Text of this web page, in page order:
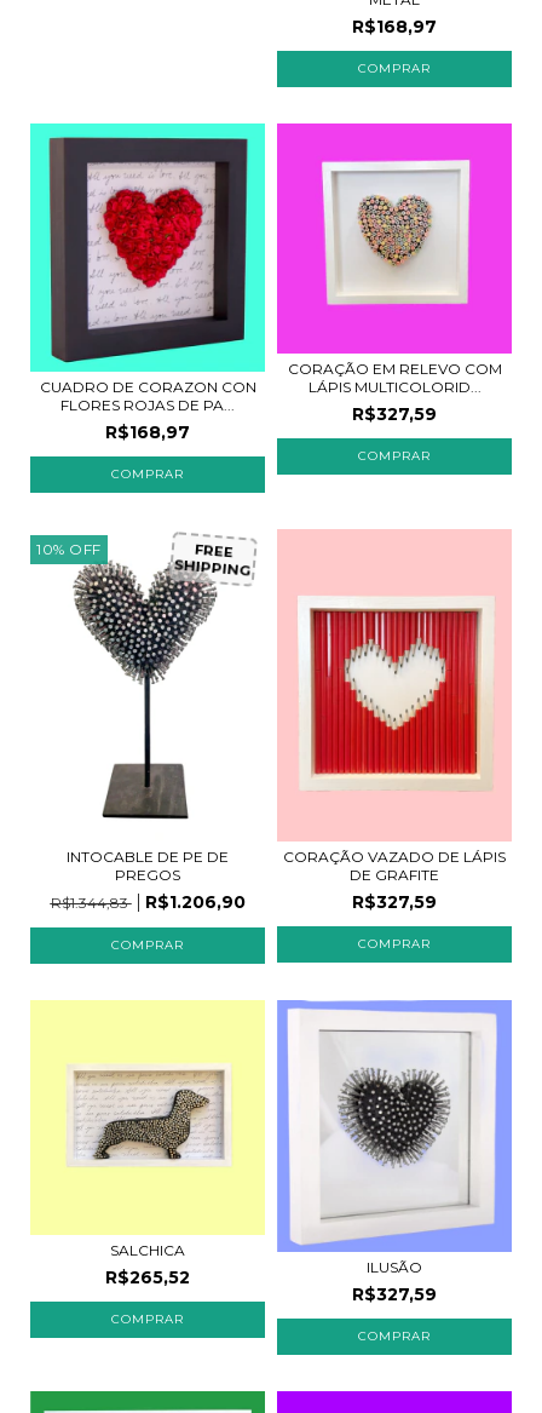
R$168,97
COMPRAR
CUADRO DE CORAZON CON
FLORES ROJAS DE PA...
R$168,97
COMPRAR
CORAÇÃO EM RELEVO COM
LÁPIS MULTICOLORID...
R$327,59
10% OFF FREE
SHIPPING
INTOCABLE DE PE DE
PREGOS
R$1.344,83
R$1.206,90
CORAÇÃO VAZADO DE LÁPIS
DE GRAFITE
R$327,59
SALCHICA
R$265,52
ILUSÃO
R$327,59